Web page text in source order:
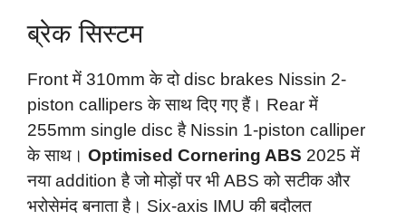
ब्रेक सिस्टम
Front में 310mm के दो disc brakes Nissin 2-
piston callipers के साथ दिए गए हैं। Rear में
255mm single disc है Nissin 1-piston calliper
के साथ। Optimised Cornering ABS 2025 में
नया addition है जो मोड़ों पर भी ABS को सटीक और
भरोसेमंद बनाता है। Six-axis IMU की बदौलत